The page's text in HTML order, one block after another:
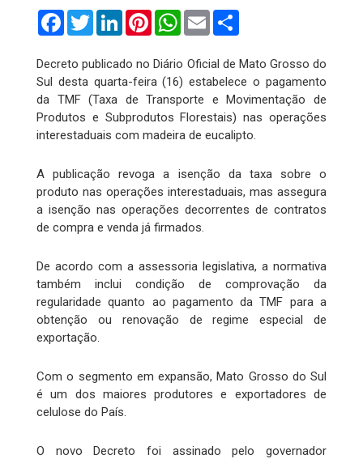
FacebookTwitterLinkedInPinterestWhatsApp
Email
Decreto publicado no Diário Oficial de Mato Grosso do
Sul desta quarta-feira (16) estabelece o pagamento
da TMF (Taxa de Transporte e Movimentação de
Produtos e Subprodutos Florestais) nas operações
interestaduais com madeira de eucalipto.
A publicação revoga a isenção da taxa sobre o
produto nas operações interestaduais, mas assegura
a isenção nas operações decorrentes de contratos
de compra e venda já firmados.
De acordo com a assessoria legislativa, a normativa
também inclui condição de comprovação da
regularidade quanto ao pagamento da TMF para a
obtenção ou renovação de regime especial de
exportação.
Com o segmento em expansão, Mato Grosso do Sul
é um dos maiores produtores e exportadores de
celulose do País.
O novo Decreto foi assinado pelo governador